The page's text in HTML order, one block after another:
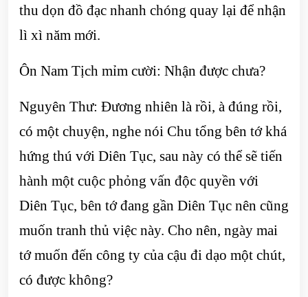
thu dọn đồ đạc nhanh chóng quay lại để nhận
lì xì năm mới.
Ôn Nam Tịch mỉm cười: Nhận được chưa?
Nguyên Thư: Đương nhiên là rồi, à đúng rồi,
có một chuyện, nghe nói Chu tổng bên tớ khá
hứng thú với Diên Tục, sau này có thể sẽ tiến
hành một cuộc phỏng vấn độc quyền với
Diên Tục, bên tớ đang gần Diên Tục nên cũng
muốn tranh thủ việc này. Cho nên, ngày mai
tớ muốn đến công ty của cậu đi dạo một chút,
có được không?